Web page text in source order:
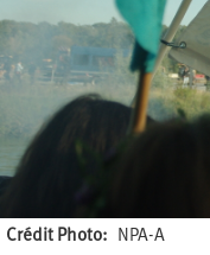
Crédit Photo NPA-A